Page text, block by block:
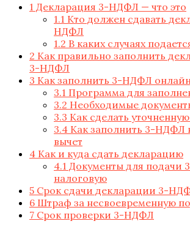
1 Декларация 3-НДФЛ — что это
1.1 Кто должен сдавать
НДФЛ
1.2 В каких случаях
2 Как правильно заполнить
3-НДФЛ
3 Как заполнить 3-НДФЛ онлайн
3.1 Программа для
3.2 Необходимые
3.3 Как сделать
3.4 Как заполнить 3-НДФЛ
вычет
4 Как и куда сдать декларацию
4.1 Документы для подачи
налоговую
5 Срок сдачи декларации 3-
6 Штраф за несвоевременную
7 Срок проверки 3-НДФЛ